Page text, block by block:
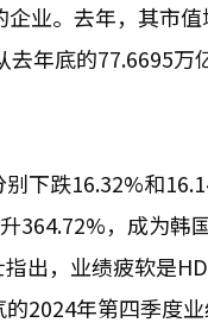
业。去年，其市
年底的77.6695万
下跌16.32%和
364.72%，成为韩
出，业绩疲软是
2024年第四季度业